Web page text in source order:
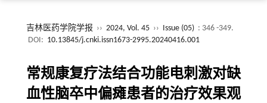
吉林医药学院学报 ›› 2024, Vol. 45 ›› Issue (05) : 346 -349.
DOI: 10.13845/j.cnki.issn1673-2995.20240416.001
常规康复疗法结合功能电刺激对缺
血性脑卒中偏瘫患者的治疗效果观